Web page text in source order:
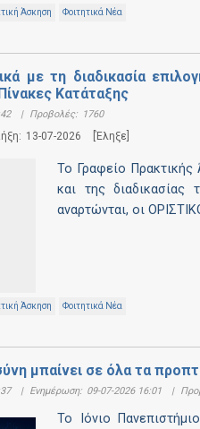
Άσκηση Φοιτητικά Νέα
με τη διαδικασία
Κατάταξης
| Προβολές: 1760
13-07-2026 [Έληξε]
Το Γραφείο Πρακτικής
και της
αναρτώνται, οι
Άσκηση Φοιτητικά Νέα
μπαίνει σε όλα τα
| Ενημέρωση: 09-07-2026 16:01 |
Το Ιόνιο